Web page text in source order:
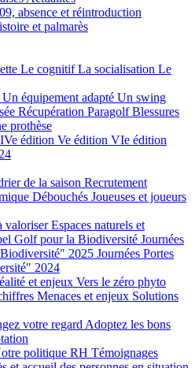
absence et réintroduction
et palmarès
Le cognitifLa socialisation Le
Un équipement adapté Un swing
Récupération ParagolfBlessures
prothèse
IVe édition Ve édition VIe édition
de la saison Recrutement
Débouchés Joueuses et joueurs
valoriserEspaces naturels et
Golf pour la Biodiversité Journées
2025 Journées Portes
2024
et enjeux Vers le zéro phyto
Menaces et enjeux Solutions
votre regard Adoptez les bons
politique RH Témoignages